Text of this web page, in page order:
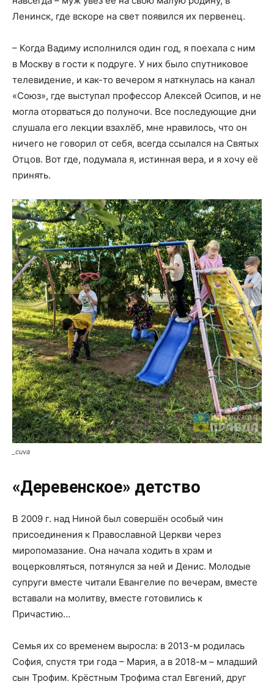
Ленинск, где вскоре на свет появился их первенец.
– Когда Вадиму исполнился один год, я поехала с ним
в Москву в гости к подруге. У них было спутниковое
телевидение, и как-то вечером я наткнулась на канал
«Союз», где выступал профессор Алексей Осипов, и не
могла оторваться до полуночи. Все последующие дни
слушала его лекции взахлёб, мне нравилось, что он
ничего не говорил от себя, всегда ссылался на Святых
Отцов. Вот где, подумала я, истинная вера, и я хочу её
принять.
_cuva
«Деревенское» детство
В 2009 г. над Ниной был совершён особый чин
присоединения к Православной Церкви через
миропомазание. Она начала ходить в храм и
воцерковляться, потянулся за ней и Денис. Молодые
супруги вместе читали Евангелие по вечерам, вместе
вставали на молитву, вместе готовились к
Причастию…
Семья их со временем выросла: в 2013-м родилась
София, спустя три года – Мария, а в 2018-м – младший
сын Трофим. Крёстным Трофима стал Евгений, друг